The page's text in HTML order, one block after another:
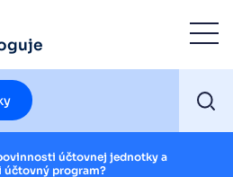
účtovnej jednotky a
účtovný program?